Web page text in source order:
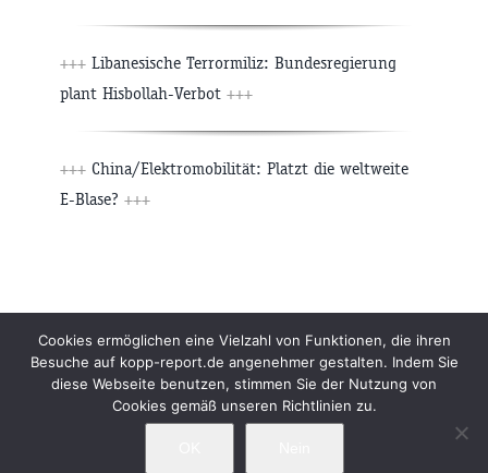
+++ Libanesische Terrormiliz: Bundesregierung
plant Hisbollah-Verbot +++
+++ China/Elektromobilität: Platzt die weltweite
E-Blase? +++
Beiträge Archiv Impressum
Newsletter
Kopp Verlag
Datenschutzerklärung
Cookies ermöglichen eine Vielzahl von Funktionen, die ihren
Besuche auf kopp-report.de angenehmer gestalten. Indem Sie
diese Webseite benutzen, stimmen Sie der Nutzung von
Cookies gemäß unseren Richtlinien zu.